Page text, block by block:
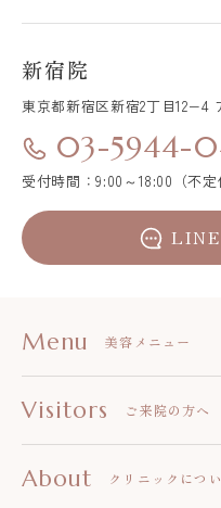
新宿院
東京都新宿区新宿2丁目12−4
03-5944-
受付時間：9:00～18:00（不定
LINE
Menu 美容メニュー
Visitors ご来院の方へ
About クリニックにつ